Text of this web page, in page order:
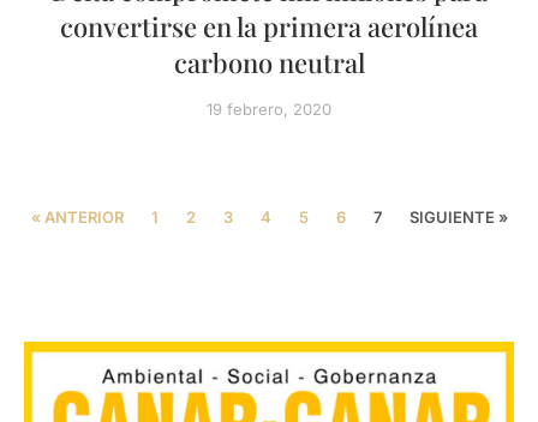
convertirse en la primera aerolínea
carbono neutral
19 febrero, 2020
« ANTERIOR 1 2 3 4 5 6 7 SIGUIENTE »